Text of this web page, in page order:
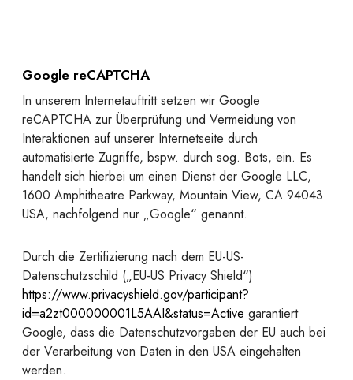
Google reCAPTCHA
In unserem Internetauftritt setzen wir Google
reCAPTCHA zur Überprüfung und Vermeidung von
Interaktionen auf unserer Internetseite durch
automatisierte Zugriffe, bspw. durch sog. Bots, ein. Es
handelt sich hierbei um einen Dienst der Google LLC,
1600 Amphitheatre Parkway, Mountain View, CA 94043
USA, nachfolgend nur „Google“ genannt.
Durch die Zertifizierung nach dem EU-US-
Datenschutzschild („EU-US Privacy Shield“)
https://www.privacyshield.gov/participant?
id=a2zt000000001L5AAI&status=Active garantiert
Google, dass die Datenschutzvorgaben der EU auch bei
der Verarbeitung von Daten in den USA eingehalten
werden.